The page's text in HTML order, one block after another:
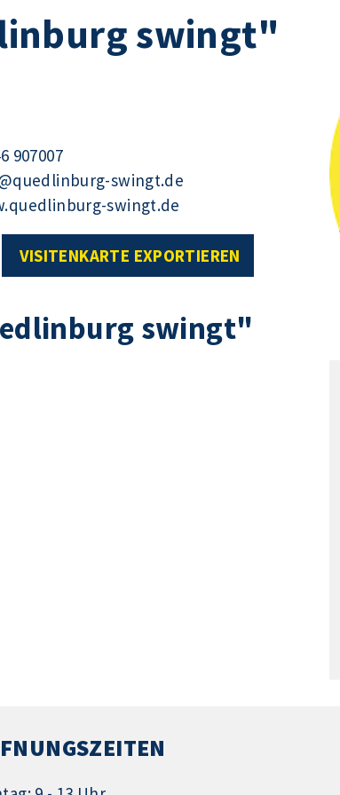
swingt"
907007
swingt.de
swingt.de
VISITENKARTE EXPORTIEREN
swingt"